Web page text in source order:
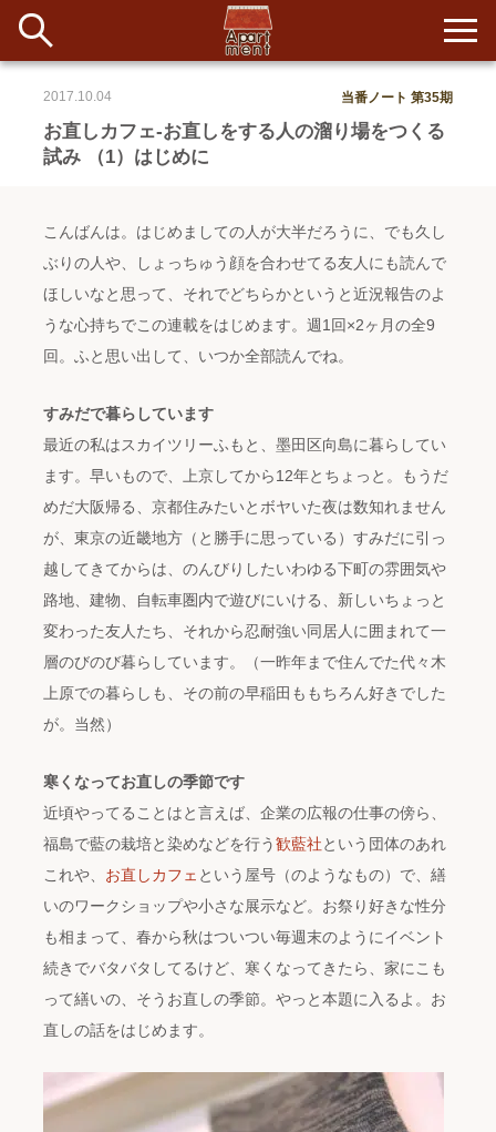
#アイデア #イベント #インド #エッセイ
イベント&ショップ
長期滞在者&more
アパートメントについて
寄付について
新着
配信
お直しカフェ-お直しをする人の溜り場をつくる
試み （1）はじめに
2017.10.04 当番ノート 第35期
こんばんは。はじめましての人が大半だろうに、でも久し
ぶりの人や、しょっちゅう顔を合わせてる友人にも読んで
ほしいなと思って、それでどちらかというと近況報告のよ
うな心持ちでこの連載をはじめます。週1回×2ヶ月の全9
回。ふと思い出して、いつか全部読んでね。
すみだで暮らしています
最近の私はスカイツリーふもと、墨田区向島に暮らしてい
ます。早いもので、上京してから12年とちょっと。もうだ
めだ大阪帰る、京都住みたいとボヤいた夜は数知れません
が、東京の近畿地方（と勝手に思っている）すみだに引っ
越してきてからは、のんびりしたいわゆる下町の雰囲気や
路地、建物、自転車圏内で遊びにいける、新しいちょっと
変わった友人たち、それから忍耐強い同居人に囲まれて一
層のびのび暮らしています。（一昨年まで住んでた代々木
上原での暮らしも、その前の早稲田ももちろん好きでした
が。当然）
寒くなってお直しの季節です
近頃やってることはと言えば、企業の広報の仕事の傍ら、
福島で藍の栽培と染めなどを行う歓藍社という団体のあれ
これや、 お直しカフェ という屋号（のようなもの）で、繕
いのワークショップや小さな展示など。お祭り好きな性分
も相まって、春から秋はついつい毎週末のようにイベント
続きでバタバタしてるけど、寒くなってきたら、家にこも
って繕いの、そうお直しの季節。やっと本題に入るよ。お
直しの話をはじめます。